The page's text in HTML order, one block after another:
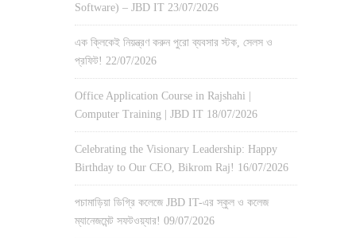
Software) – JBD IT 23/07/2026
এক ক্লিকেই নিয়ন্ত্রণ করুন পুরো ব্যবসার স্টক, সেলস ও
প্রফিট! 22/07/2026
Office Application Course in Rajshahi |
Computer Training | JBD IT 18/07/2026
Celebrating the Visionary Leadership: Happy
Birthday to Our CEO, Bikrom Raj! 16/07/2026
পচামাড়িয়া ডিগ্রি কলেজে JBD IT-এর স্কুল ও কলেজ
ম্যানেজমেন্ট সফটওয়্যার! 09/07/2026